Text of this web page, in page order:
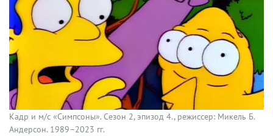
Кадр и м/с «Симпсоны». Сезон 2, эпизод 4., режиссер: Микель Б.
Андерсон. 1989–2023 гг.